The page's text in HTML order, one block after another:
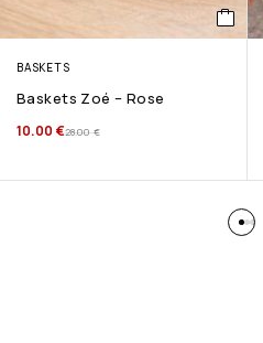
BASKETS
Baskets Zoé – Rose
28.00€
10.00 €